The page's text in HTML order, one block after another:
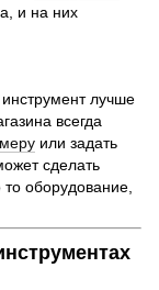
и на них
лучше
всегда
или задать
сделать
оборудование,